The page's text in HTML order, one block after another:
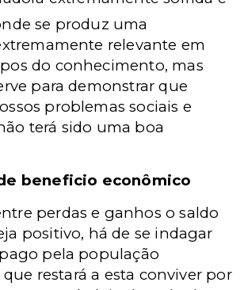
se produz uma
relevante em
do conhecimento, mas
para demonstrar que
problemas sociais e
terá sido uma boa
beneficio econômico
perdas e ganhos o saldo
positivo, há de se indagar
pela população
que restará a esta conviver por